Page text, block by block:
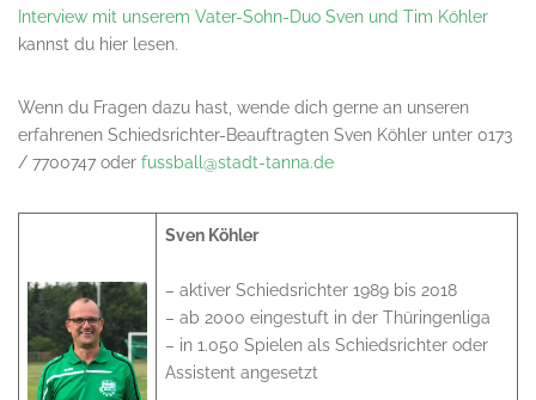
Interview mit unserem Vater-Sohn-Duo Sven und Tim Köhler
kannst du hier lesen.
Wenn du Fragen dazu hast, wende dich gerne an unseren
erfahrenen Schiedsrichter-Beauftragten Sven Köhler unter 0173
/ 7700747 oder fussball@stadt-tanna.de
Sven Köhler
– aktiver Schiedsrichter 1989 bis 2018
– ab 2000 eingestuft in der Thüringenliga
– in 1.050 Spielen als Schiedsrichter oder
Assistent angesetzt